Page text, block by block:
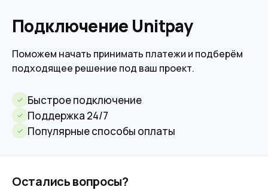
Подключение Unitpay
Поможем начать принимать платежи и подберём
подходящее решение под ваш проект.
Быстрое подключение
Поддержка 24/7
Популярные способы оплаты
Остались вопросы?